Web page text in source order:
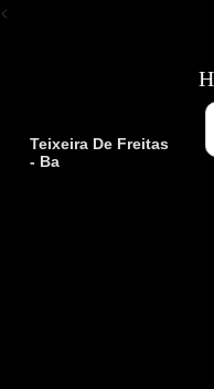
<
Teixeira De Freitas
- Ba